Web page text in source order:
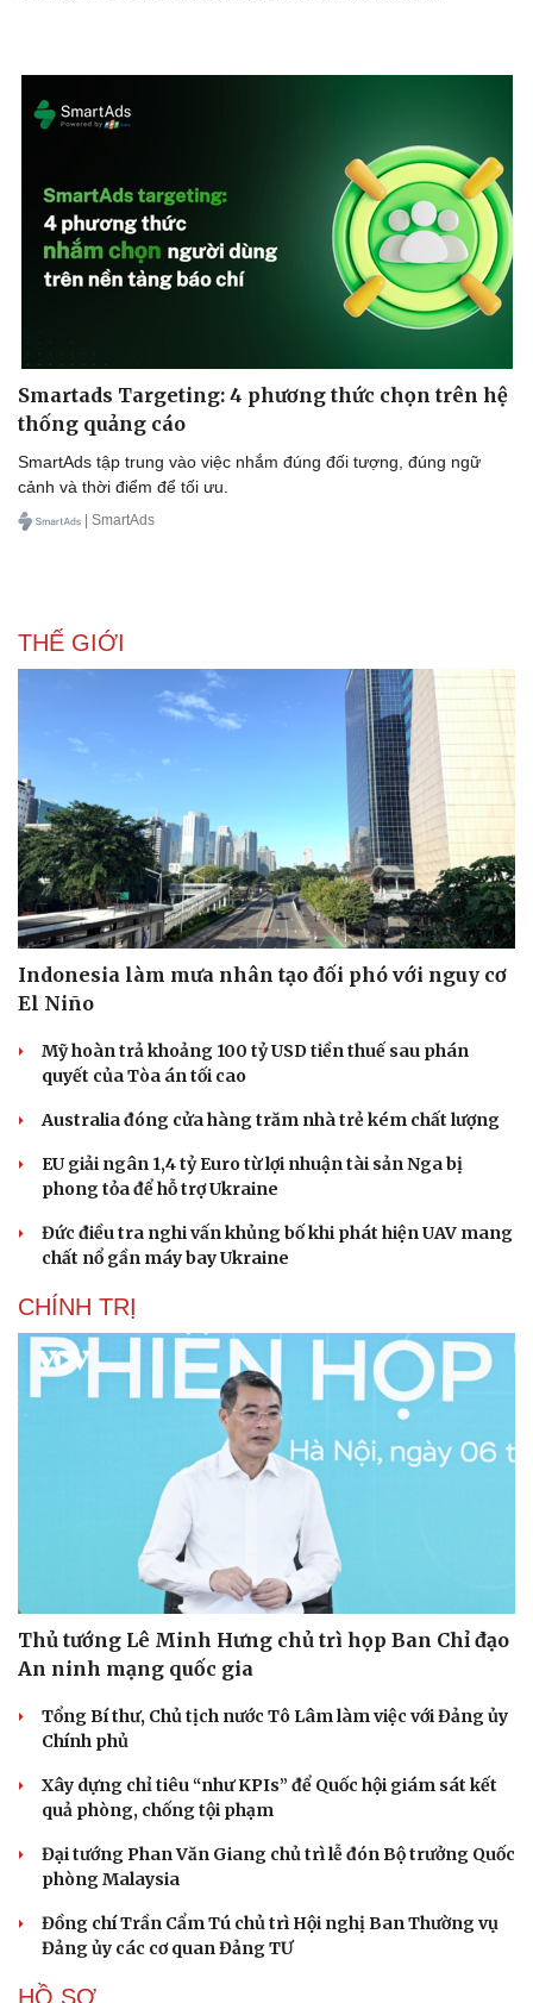
Sân khấu - Điện ảnh
Văn học
Âm nhạc
Di sản
Thời trang
Sao Việt
Smartads Targeting: 4 phương thức chọn trên hệ
thống quảng cáo
SmartAds tập trung vào việc nhắm đúng đối tượng, đúng ngữ
cảnh và thời điểm để tối ưu.
| SmartAds
THẾ GIỚI
Indonesia làm mưa nhân tạo đối phó với nguy cơ
El Niño
Mỹ hoàn trả khoảng 100 tỷ USD tiền thuế sau phán
quyết của Tòa án tối cao
Australia đóng cửa hàng trăm nhà trẻ kém chất lượng
EU giải ngân 1,4 tỷ Euro từ lợi nhuận tài sản Nga bị
phong tỏa để hỗ trợ Ukraine
Đức điều tra nghi vấn khủng bố khi phát hiện UAV mang
chất nổ gần máy bay Ukraine
CHÍNH TRỊ
Thủ tướng Lê Minh Hưng chủ trì họp Ban Chỉ đạo
An ninh mạng quốc gia
Tổng Bí thư, Chủ tịch nước Tô Lâm làm việc với Đảng ủy
Chính phủ
Xây dựng chỉ tiêu “như KPIs” để Quốc hội giám sát kết
quả phòng, chống tội phạm
Đại tướng Phan Văn Giang chủ trì lễ đón Bộ trưởng Quốc
phòng Malaysia
Đồng chí Trần Cẩm Tú chủ trì Hội nghị Ban Thường vụ
Đảng ủy các cơ quan Đảng TƯ
HỒ SƠ